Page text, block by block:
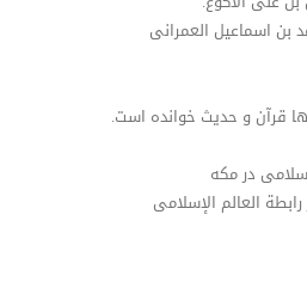
اسماعیل العمرانی
قرآن و حدیث خوانده است.
در مکه
العالم الإسلامی